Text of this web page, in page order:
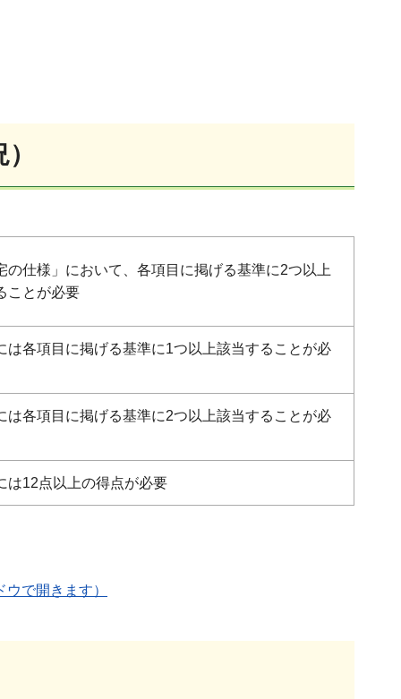
の仕様」において、各項目に掲げる基準に2つ以上
ことが必要
は各項目に掲げる基準に1つ以上該当することが必
は各項目に掲げる基準に2つ以上該当することが必
は12点以上の得点が必要
で開きます）